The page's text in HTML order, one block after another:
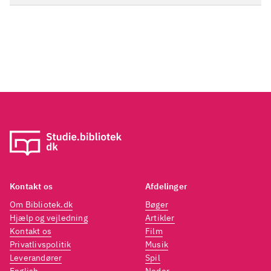
guitarerne ... guitarerne klirrer
vildt meget nyt under solen,
åbninger".
Kontakt os
Om Bibliotek.dk
Hjælp og vejledning
Kontakt os
Privatlivspolitik
Leverandører
Afdelinger
Bøger
Artikler
Film
Musik
Spil